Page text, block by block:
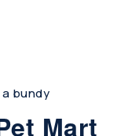
bundy
Mart